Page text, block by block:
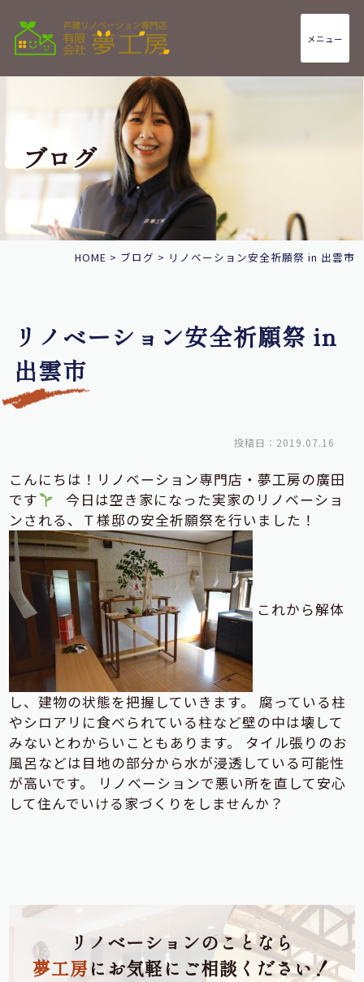
メニュー
ブログ
HOME > ブログ > リノベーション安全祈願祭 in 出雲市
リノベーション安全祈願祭 in
出雲市
投稿日：2019.07.16
こんにちは！リノベーション専門店・夢工房の廣田
です
今日は空き家になった実家のリノベーショ
ンされる、Ｔ様邸の安全祈願祭を行いました！
これから解体
し、建物の状態を把握していきます。 腐っている柱
やシロアリに食べられている柱など壁の中は壊して
みないとわからいこともあります。 タイル張りのお
風呂などは目地の部分から水が浸透している可能性
が高いです。 リノベーションで悪い所を直して安心
して住んでいける家づくりをしませんか？
リノベーションのことなら
夢工房にお気軽にご相談ください！